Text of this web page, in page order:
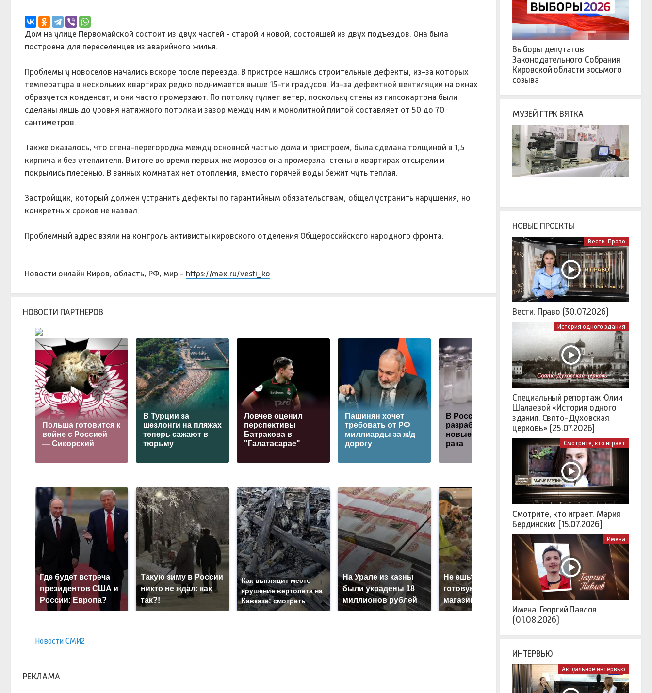
Дом на улице Первомайской состоит из двух частей - старой и новой, состоящей из двух подъездов. Она была
построена для переселенцев из аварийного жилья.
Проблемы у новоселов начались вскоре после переезда. В пристрое нашлись строительные дефекты, из-за которых
температура в нескольких квартирах редко поднимается выше 15-ти градусов. Из-за дефектной вентиляции на окнах
образуется конденсат, и они часто промерзают. По потолку гуляет ветер, поскольку стены из гипсокартона были
сделаны лишь до уровня натяжного потолка и зазор между ним и монолитной плитой составляет от 50 до 70
сантиметров.
Также оказалось, что стена-перегородка между основной частью дома и пристроем, была сделана толщиной в 1,5
кирпича и без утеплителя. В итоге во время первых же морозов она промерзла, стены в квартирах отсырели и
покрылись плесенью. В ванных комнатах нет отопления, вместо горячей воды бежит чуть теплая.
Застройщик, который должен устранить дефекты по гарантийным обязательствам, общел устранить нарушения, но
конкретных сроков не назвал.
Проблемный адрес взяли на контроль активисты кировского отделения Общероссийского народного фронта.
Новости онлайн Киров, область, РФ, мир - https://max.ru/vesti_ko
НОВОСТИ ПАРТНЕРОВ
Польша готовится к
войне с Россией
— Сикорский
В Турции за
шезлонги на пляжах
теперь сажают в
тюрьму
Ловчев оценил
перспективы
Батракова в
"Галатасарае"
Пашинян хочет
требовать от РФ
миллиарды за ж/д-
дорогу
В России
разработают 3
новые вакцины от
рака
Диетолог
перечислила
утренние
последствия
плотного ужина
Где будет встреча
президентов США и
России: Европа?
Такую зиму в России
никто не ждал: как
так?!
Как выглядит место
крушение вертолета на
Кавказе: смотреть
На Урале из казны
были украдены 18
миллионов рублей
Не ешьте эту
готовую еду из
магазина: список
В ОАЭ произошло
жестокое убийство
криптомиллионера
Новости СМИ2
РЕКЛАМА
Выборы депутатов
Законодательного Собрания
Кировской области восьмого
созыва
МУЗЕЙ ГТРК ВЯТКА
НОВЫЕ ПРОЕКТЫ
Вести. Право
Вести. Право (30.07.2026)
История одного здания
Специальный репортаж Юлии
Шалаевой «История одного
здания. Свято-Духовская
церковь» (25.07.2026)
Смотрите, кто играет
Смотрите, кто играет. Мария
Бердинских (15.07.2026)
Имена
Имена. Георгий Павлов
(01.08.2026)
ИНТЕРВЬЮ
Актуальное интервью